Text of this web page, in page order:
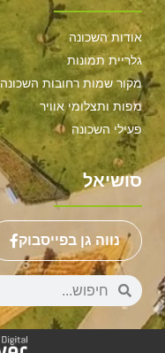
אודות השכונה
גלריית תמונות
מקור שמות רחובות השכונה
מפות ותצלומי אוויר
פעילי השכונה
סושיאל
נווה גן בפייסבוק